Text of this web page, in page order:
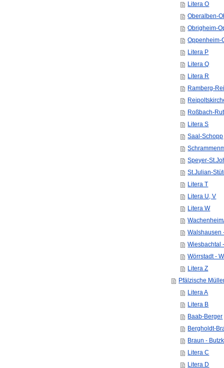
Litera O
Oberalben-
Obrigheim-
Oppenheim-
Litera P
Litera Q
Litera R
Ramberg-
Roßbach-
Litera S
Saal-Schopp
Speyer-
St.Julian-
Litera T
Litera U, V
Litera W
Walshausen
Wiesbachtal
Wörrstadt -
Litera Z
Pfälzische
Litera A
Litera B
Baab-Berger
Bergholdt-
Braun -
Litera C
Litera D